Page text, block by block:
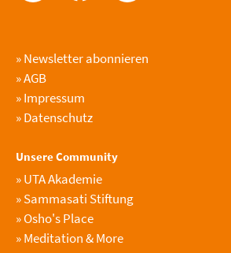
»Newsletter abonnieren
»AGB
»Impressum
»Datenschutz
Unsere Community
»UTA Akademie
»Sammasati Stiftung
»Osho's Place
»Meditation & More